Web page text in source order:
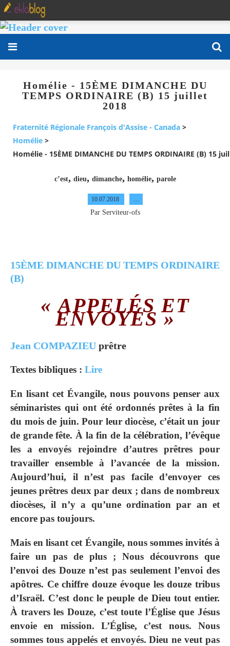
Homélie - 15ÈME DIMANCHE DU
TEMPS ORDINAIRE (B) 15 juillet
2018
Fraternité Régionale François d'Assise - Canada >
Homélie >
Homélie - 15ÈME DIMANCHE DU TEMPS ORDINAIRE (B) 15
c’est, dieu, dimanche, homélie, parole
10.07.2018
Par Serviteur-ofs
15ÈME DIMANCHE DU TEMPS ORDINAIRE
(B)
« APPELÉS ET
ENVOYÉS »
Jean COMPAZIEU prêtre
Textes bibliques : Lire
En lisant cet Évangile, nous pouvons penser aux
séminaristes qui ont été ordonnés prêtes à la fin
du mois de juin. Pour leur diocèse, c’était un jour
de grande fête. À la fin de la célébration, l’évêque
les a envoyés rejoindre d’autres prêtres pour
travailler ensemble à l’avancée de la mission.
Aujourd’hui, il n’est pas facile d’envoyer ces
jeunes prêtres deux par deux ; dans de nombreux
diocèses, il n’y a qu’une ordination par an et
encore pas toujours.
Mais en lisant cet Évangile, nous sommes invités à
faire un pas de plus ; Nous découvrons que
l’envoi des Douze n’est pas seulement l’envoi des
apôtres. Ce chiffre douze évoque les douze tribus
d’Israël. C’est donc le peuple de Dieu tout entier.
À travers les Douze, c’est toute l’Église que Jésus
envoie en mission. L’Église, c’est nous. Nous
sommes tous appelés et envoyés. Dieu ne veut pas